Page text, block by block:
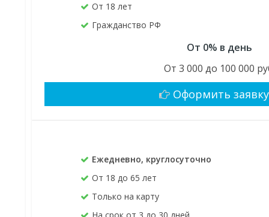
От 18 лет
Гражданство РФ
От 0% в день
От 3 000 до 100 000
Оформить заявку
Ежедневно, круглосуточно
От 18 до 65 лет
Только на карту